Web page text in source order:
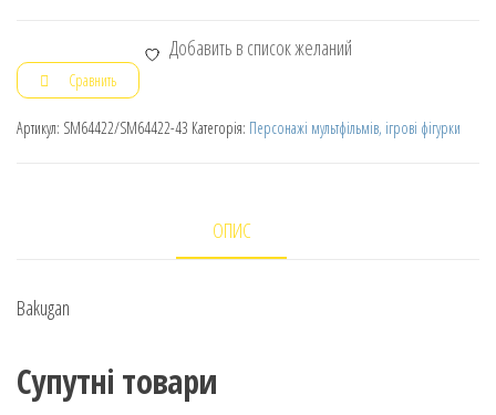
Добавить в список желаний
Сравнить
Артикул: SM64422/SM64422-43 Категорія: Персонажі мультфільмів, ігрові фігурки
ОПИС
Bakugan
Супутні товари